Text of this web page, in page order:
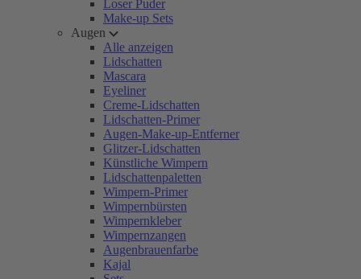
Loser Puder
Make-up Sets
Augen
Alle anzeigen
Lidschatten
Mascara
Eyeliner
Creme-Lidschatten
Lidschatten-Primer
Augen-Make-up-Entferner
Glitzer-Lidschatten
Künstliche Wimpern
Lidschattenpaletten
Wimpern-Primer
Wimpernbürsten
Wimpernkleber
Wimpernzangen
Augenbrauenfarbe
Kajal